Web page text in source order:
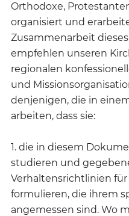
Orthodoxe,
organisiert und
Zusammenarbeit
empfehlen unseren
regionalen
und
denjenigen, die in
arbeiten, dass sie:
1. die in diesem
studieren und
Verhaltensrichtlinien
formulieren, die ihrem
angemessen sind. Wo